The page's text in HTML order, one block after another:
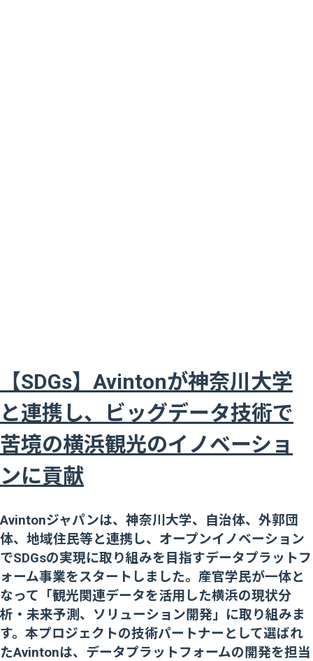
【SDGs】Avintonが神奈川大学
と連携し、ビッグデータ技術で
苦境の横浜観光のイノベーショ
ンに貢献
Avintonジャパンは、神奈川大学、自治体、外郭団
体、地域住民等と連携し、オープンイノベーション
でSDGsの実現に取り組みを目指すデータプラットフ
ォーム事業をスタートしました。産官学民が一体と
なって「観光関連データを活用した横浜の現状分
析・未来予測、ソリューション開発」に取り組みま
す。本プロジェクトの技術パートナーとして選ばれ
たAvintonは、データプラットフォームの開発を担当